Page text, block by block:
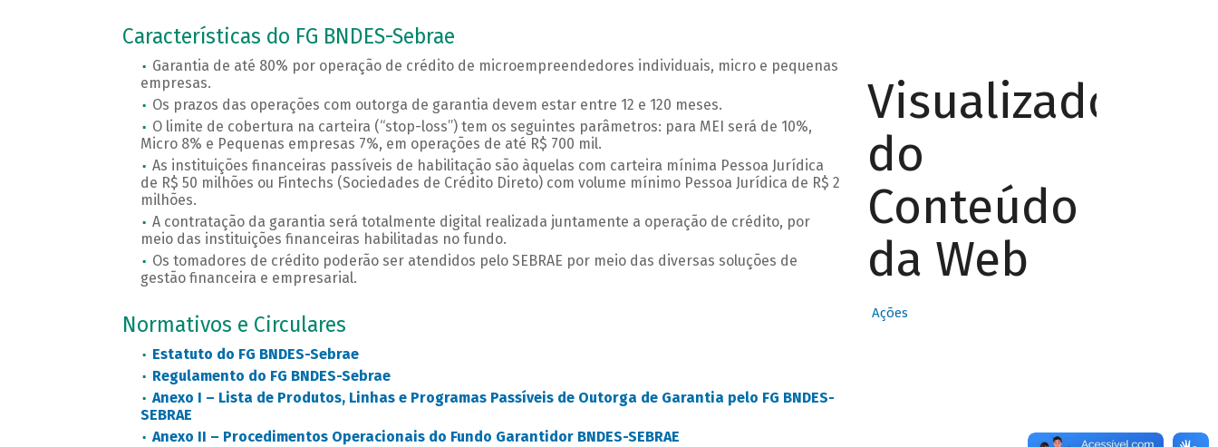
Características do FG BNDES-Sebrae
Garantia de até 80% por operação de crédito de microempreendedores individuais, micro e pequenas
empresas.
Os prazos das operações com outorga de garantia devem estar entre 12 e 120 meses.
O limite de cobertura na carteira (“stop-loss”) tem os seguintes parâmetros: para MEI será de 10%,
Micro 8% e Pequenas empresas 7%, em operações de até R$ 700 mil.
As instituições financeiras passíveis de habilitação são àquelas com carteira mínima Pessoa Jurídica
de R$ 50 milhões ou Fintechs (Sociedades de Crédito Direto) com volume mínimo Pessoa Jurídica de R$ 2
milhões.
A contratação da garantia será totalmente digital realizada juntamente a operação de crédito, por
meio das instituições financeiras habilitadas no fundo.
Os tomadores de crédito poderão ser atendidos pelo SEBRAE por meio das diversas soluções de
gestão financeira e empresarial.
Normativos e Circulares
Estatuto do FG BNDES-Sebrae
Regulamento do FG BNDES-Sebrae
Anexo I – Lista de Produtos, Linhas e Programas Passíveis de Outorga de Garantia pelo FG BNDES-
SEBRAE
Anexo II – Procedimentos Operacionais do Fundo Garantidor BNDES-SEBRAE
Visualizador
do
Conteúdo
da Web
Ações